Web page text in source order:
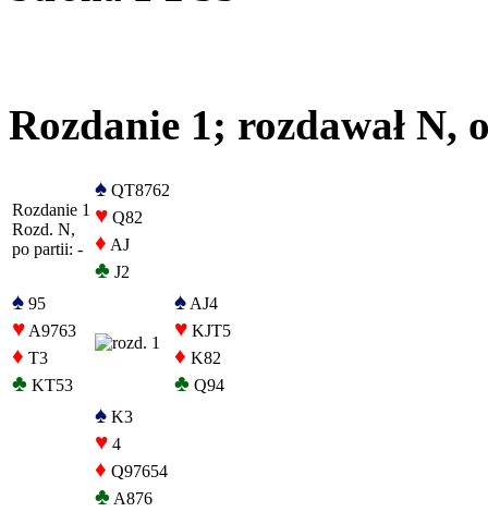
Rozdanie 1; rozdawał N,
Rozdanie 1
Rozd. N,
po partii: -
♠ QT8762
♥ Q82
♦ AJ
♣ J2
♠ 95
♥A9763
♦ T3
♣ KT53
♠AJ4
♥ KJT5
♦ K82
♣ Q94
♠ K3
♥ 4
♦ Q97654
♣A876